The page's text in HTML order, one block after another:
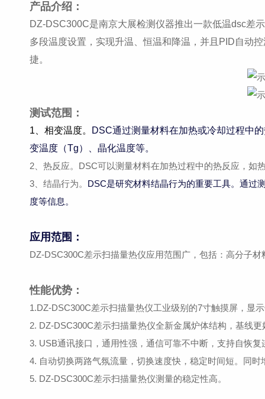
产品介绍：
DZ-DSC300C是南京大展检测仪器推出一款低温dsc差
多段温度设置，实现升温、恒温和降温，并且PID自动
捷。
测试范围：
1、相变温度。
DSC通过测量材料在加热或冷却过程中
变温度（Tg）、晶化温度等。
2、热反应。DSC可以测量材料在加热过程中的热反应，如
3、结晶行为。 DSC是研究材料结晶行为的重要工具。通过
度等信息。
应用范围：
DZ-DSC300C差示扫描量热仪应用范围广，包括：高分子
性能优势：
1.DZ-DSC300C差示扫描量热仪工业级别的7寸触摸屏，显
2. DZ-DSC300C差示扫描量热仪全新金属炉体结构，基线
3. USB通讯接口，通用性强，通信可靠不中断，支持自恢复
4. 自动切换两路气氛流量，切换速度快，稳定时间短。同时
5. DZ-DSC300C差示扫描量热仪测量的稳定性高。